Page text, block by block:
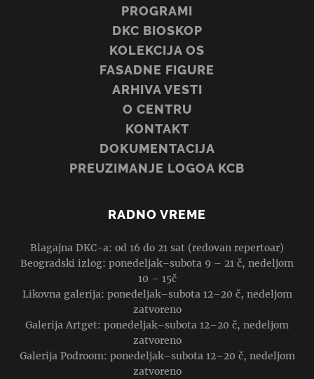
PROGRAMI
DKC BIOSKOP
KOLEKCIJA OS
FASADNE FIGURE
ARHIVA VESTI
O CENTRU
KONTAKT
DOKUMENTACIJA
PREUZIMANJE LOGOA KCB
RADNO VREME
Blagajna DKC-a: od 16 do 21 sat (redovan repertoar)
Beogradski izlog: ponedeljak–subota 9 – 21 č, nedeljom
10 – 15č
Likovna galerija: ponedeljak–subota 12–20 č, nedeljom
zatvoreno
Galerija Artget: ponedeljak–subota 12–20 č, nedeljom
zatvoreno
Galerija Podroom: ponedeljak–subota 12–20 č, nedeljom
zatvoreno